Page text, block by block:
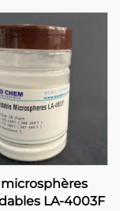
microsphères
LA-4003F